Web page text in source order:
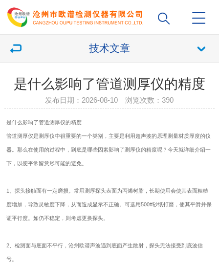
技术文章
是什么影响了管道测厚仪的精度
发布日期：2026-08-10 浏览次数：390
是什么影响了管道测厚仪的精度
管道测厚仪是测厚仪中很重要的一个类别，主要是利用超声波的原理测量材质厚度的仪
器。那么在使用的过程中，到底是哪些因素影响了测厚仪的精度呢？今天就详细介绍一
下，以便平常留意尽可能的避免。
1、探头接触面有一定磨损。常用测厚探头表面为丙烯树脂，长期使用会使其表面粗糙
度增加，导致灵敏度下降，从而造成显示不正确。可选用500#砂纸打磨，使其平滑并保
证平行度。如仍不稳定，则考虑更换探头。
2、检测面与底面不平行，沧州欧谱声波遇到底面产生散射，探头无法接受到底波信
号。